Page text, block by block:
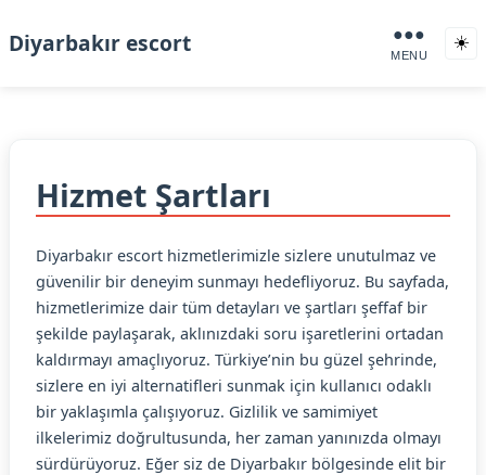
Diyarbakır escort ●●●
MENU
☀️
Hizmet Şartları
Diyarbakır escort hizmetlerimizle sizlere unutulmaz ve
güvenilir bir deneyim sunmayı hedefliyoruz. Bu sayfada,
hizmetlerimize dair tüm detayları ve şartları şeffaf bir
şekilde paylaşarak, aklınızdaki soru işaretlerini ortadan
kaldırmayı amaçlıyoruz. Türkiye’nin bu güzel şehrinde,
sizlere en iyi alternatifleri sunmak için kullanıcı odaklı
bir yaklaşımla çalışıyoruz. Gizlilik ve samimiyet
ilkelerimiz doğrultusunda, her zaman yanınızda olmayı
sürdürüyoruz. Eğer siz de Diyarbakır bölgesinde elit bir